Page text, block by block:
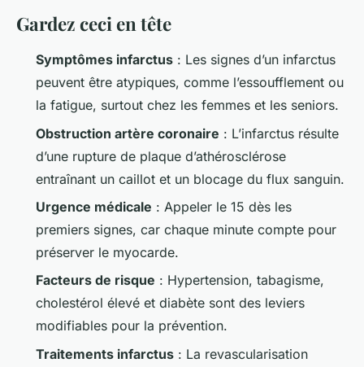
Gardez ceci en tête
Symptômes infarctus : Les signes d’un infarctus
peuvent être atypiques, comme l’essoufflement ou
la fatigue, surtout chez les femmes et les seniors.
Obstruction artère coronaire : L’infarctus résulte
d’une rupture de plaque d’athérosclérose
entraînant un caillot et un blocage du flux sanguin.
Urgence médicale : Appeler le 15 dès les
premiers signes, car chaque minute compte pour
préserver le myocarde.
Facteurs de risque : Hypertension, tabagisme,
cholestérol élevé et diabète sont des leviers
modifiables pour la prévention.
Traitements infarctus : La revascularisation